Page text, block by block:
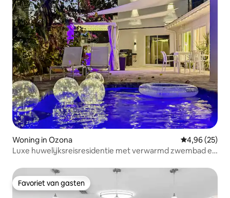
Woning in Ozona Gemiddelde
4,96 (25)
Luxe huwelijksreisresidentie met verwarmd zwembad en
Favoriet van gasten
Favoriet van gasten